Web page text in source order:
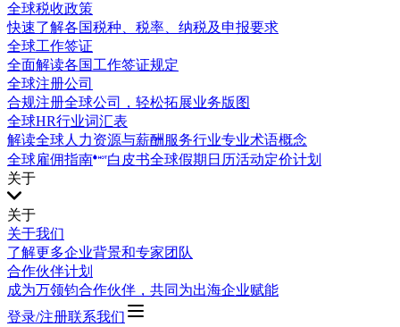
全球税收政策
快速了解各国税种、税率、纳税及申报要求
全球工作签证
全面解读各国工作签证规定
全球注册公司
合规注册全球公司，轻松拓展业务版图
全球HR行业词汇表
解读全球人力资源与薪酬服务行业专业术语概念
全球雇佣指南
白皮书全球假期日历活动定价计划
关于
关于
关于我们
了解更多企业背景和专家团队
合作伙伴计划
成为万领钧合作伙伴，共同为出海企业赋能
登录/注册联系我们